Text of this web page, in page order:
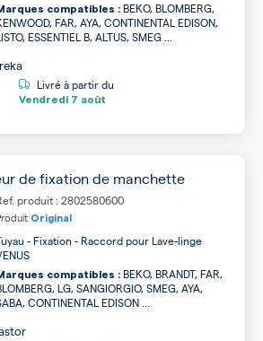
compatibles : BEKO, BLOMBERG,
FAR, AYA, CONTINENTAL EDISON,
ESSENTIEL B, ALTUS, SMEG ...
Livré à partir du
Vendredi 7 août
de fixation de manchette
produit : 2802580600
Original
- Fixation - Raccord pour Lave-linge
compatibles : BEKO, BRANDT, FAR,
LG, SANGIORGIO, SMEG, AYA,
CONTINENTAL EDISON ...